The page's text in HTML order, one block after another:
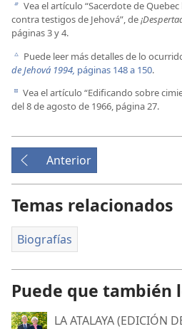
b Vea el artículo “Sacerdote de
contra testigos de Jehová”, de
páginas 3 y 4.
c Puede leer más detalles de lo
de Jehová 1994, páginas 148 a 150.
d Vea el artículo “Edificando sobre
del 8 de agosto de 1966, página 27.
Anterior
Temas relacionados
Biografías
Puede que también
LA ATALAYA (EDICIÓN